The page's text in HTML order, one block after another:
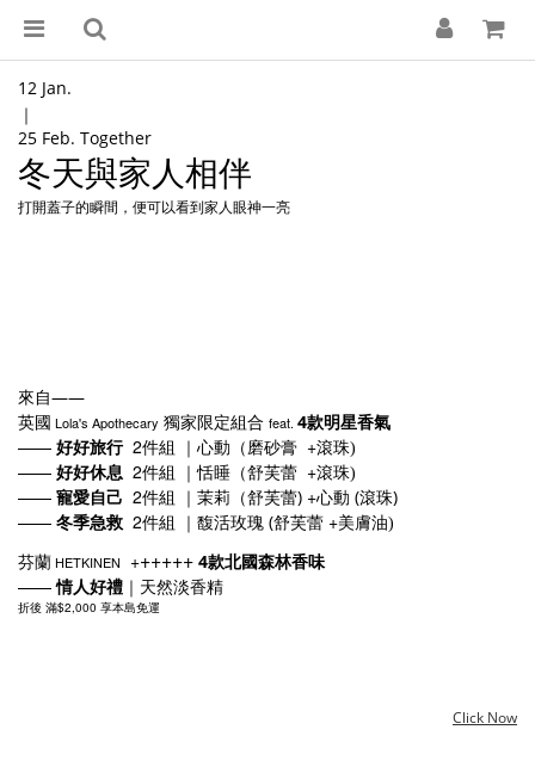
12 Jan.
｜
25 Feb. Together
冬天與家人相伴
打開蓋子的瞬間，便可以看到家人眼神一亮
來自——
英國 Lola's Apothecary 獨家限定組合 feat. 4款明星香氣
—— 好好旅行 2件組 ｜心動（磨砂膏 +滾珠)
—— 好好休息 2件組 ｜恬睡（舒芙蕾 +滾珠)
—— 寵愛自己 2件組 ｜茉莉（舒芙蕾) +心動 (滾珠)
—— 冬季急救 2件組 ｜馥活玫瑰 (舒芙蕾 +美膚油)
芬蘭 HETKINEN ++++++ 4款北國森林香味
——情人好禮 ｜ 天然淡香精
折後 滿$2,000 享本島免運
Click Now